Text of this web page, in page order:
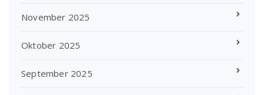
November 2025
Oktober 2025
September 2025